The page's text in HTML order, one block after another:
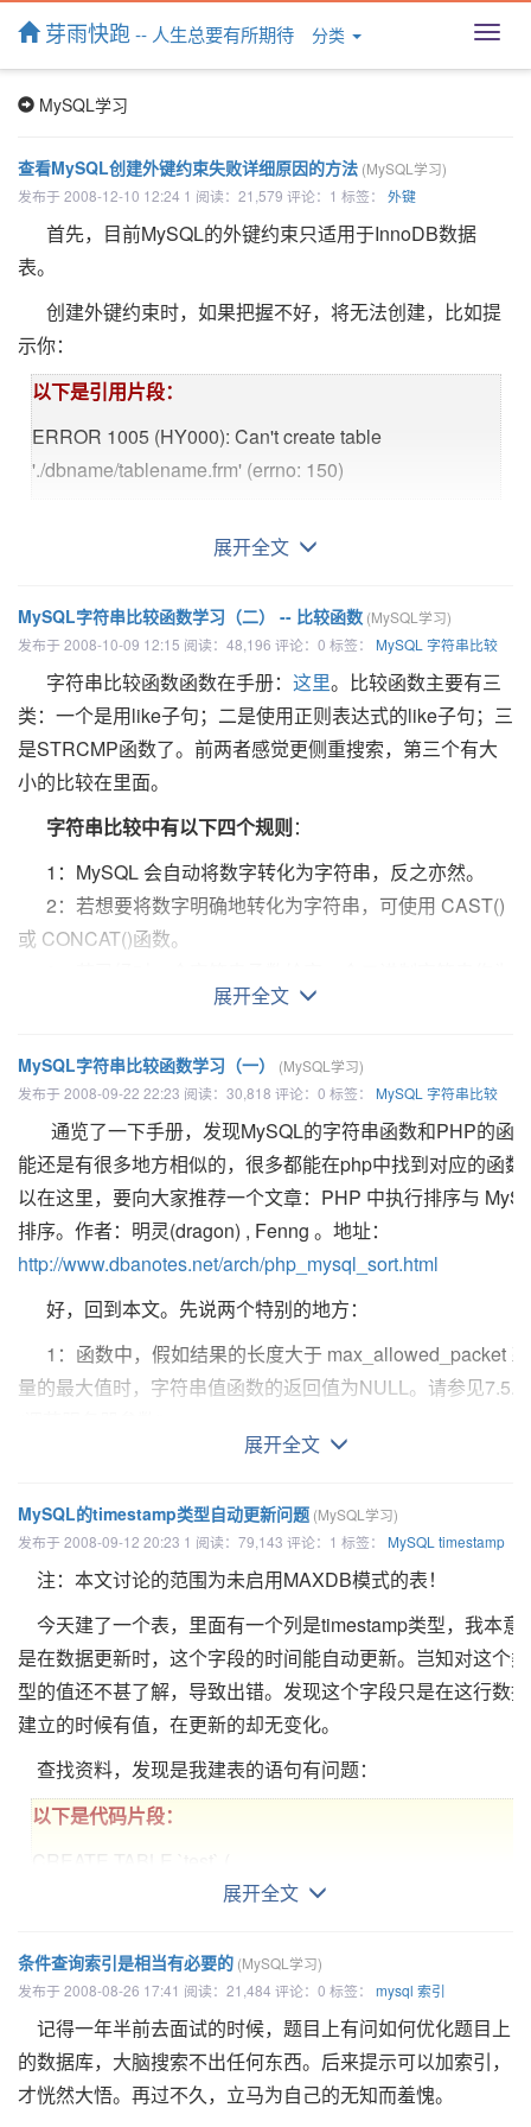
T
t
芽雨快跑-- 人生总要有所期待 分类
MySQL学习
查看MySQL创建外键约束失败详细原因的方法 (MySQL学习)
发布于 2008-12-10 12:24 1 阅读：21,579 评论：1 标签： 外键
首先，目前MySQL的外键约束只适用于InnoDB数据
表。
创建外键约束时，如果把握不好，将无法创建，比如提
示你：
以下是引用片段：
ERROR 1005 (HY000): Can't create table
'./dbname/tablename.frm' (errno: 150)
show innodb status;
show engine innodb status;
其中有一项“LATEST FOREIGN KEY ERROR”显示了最
近的一次外键约束出错的详细信息，如：
以下是引用片段：
LATEST FOREIGN KEY ERROR
------------------------
081210 11:57:40 Error in foreign key constraint of table
foreign key (`gid`, `uid`) references `table2`(`gid`, `uid`)
Cannot find an index in the referenced table where the
column types
in the table and the referenced table do not match for
constraint.
Note that the internal storage type of ENUM and SET
changed in
tables created with >= InnoDB-4.1.12, and such
columns in old tables
cannot be referenced by such columns in new tables.
foreign-key-constraints.html
提问：不知道mysql其它的错误，有没有方法得到这样的
提示？
展开全文
MySQL字符串比较函数学习（二） -- 比较函数 (MySQL学习)
发布于 2008-10-09 12:15 阅读：48,196 评论：0 标签： MySQL 字符串比较
字符串比较函数函数在手册： 这里。比较函数主要有三
类：一个是用like子句；二是使用正则表达式的like子句；三
是STRCMP函数了。前两者感觉更侧重搜索，第三个有大
小的比较在里面。
字符串比较中有以下四个规则：
1：MySQL 会自动将数字转化为字符串，反之亦然。
2：若想要将数字明确地转化为字符串，可使用 CAST()
或 CONCAT()函数。
参数， 则所得到的结果字符串也是一个二进制字符串。
小写的，则执行比较时也区分大小写。
下面根据以上说的三类进行学习：
一：使用like子句
expr LIKEpat[ESCAPE 'escape-char']
模式匹配，使用
SQL简单正规表达式比较。返回
pat
NULL, 则结果为NULL。
模式不需要为文字字符串。例如，可以被指定为一个字
符串表达式或表列。
一起使用以下两种通配符：
%
匹配任何数目的字符，甚至包括零字符
只能匹配一种字符
以下是代码片段：
mysql>SELECT 'David!' LIKE 'David_';
-> 1
-> 1
和一般的编程语言是一样的。
字符串
说明
\%
匹配一个
‘%’字符
\_
匹配一个 ‘ _
展开全文
MySQL字符串比较函数学习（一）
(MySQL学习)
发布于 2008-09-22 22:23 阅读：30,818 评论：0 标签： MySQL 字符串比较
通览了一下手册，发现MySQL的字符串函数和PHP的函
能还是有很多地方相似的，很多都能在php中找到对应的函数
以在这里，要向大家推荐一个文章：PHP 中执行排序与
排序。作者：明灵(dragon) , Fenng 。地址：
http://www.dbanotes.net/arch/php_mysql_sort.html
好，回到本文。先说两个特别的地方：
1：函数中，假如结果的长度大于 max_allowed_packet
量的最大值时，字符串值函数的返回值为NULL。请参见
http://dev.mysql.com/doc/refman/5.1/zh/
2：和PHP等编程语言不同，对于在字符串位置操作的函
一个位置的编号为 1。
下面开始函数学习：
1：字符串连接函数
CONCAT(str1,str2,...)
，则返回值为 NULL。或许有一个或多个参数。 如果所有参
非二进制字符串，则结果为非二进制字符串。 如果自变量中
化为与之相等的二进制字符串格式；若要避免这种情况，可
式类型 cast, 例如： SELECT CONCAT(CAST(int_col AS
以下是代码片段：
mysql> SELECT CONCAT('My', 'S', 'QL');
-> 'MySQL'
展开全文
MySQL的timestamp类型自动更新问题 (MySQL学习)
发布于 2008-09-12 20:23 1 阅读：79,143 评论：1 标签： MySQL timestamp
注：本文讨论的范围为未启用MAXDB模式的表！
今天建了一个表，里面有一个列是timestamp类型，我本意
是在数据更新时，这个字段的时间能自动更新。岂知对这个类
型的值还不甚了解，导致出错。发现这个字段只是在这行数据
建立的时候有值，在更新的却无变化。
查找资料，发现是我建表的语句有问题：
以下是代码片段：
`t1` timestamp NOT NULL default
`ww` varchar(5) NOT NULL
) ENGINE=MyISAM ;
而实际上，以下两个建表语句的效果是一样的：
以下是代码片段：
展开全文
条件查询索引是相当有必要的 (MySQL学习)
发布于 2008-08-26 17:41 阅读：21,484 评论：0 标签： mysql 索引
记得一年半前去面试的时候，题目上有问如何优化题目上
的数据库，大脑搜索不出任何东西。后来提示可以加索引，
才恍然大悟。再过不久，立马为自己的无知而羞愧。